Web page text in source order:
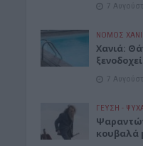
7
ΝΟΜΌΣ
Χανιά:
7
ΓΕΎΣΗ -
κουβαλά